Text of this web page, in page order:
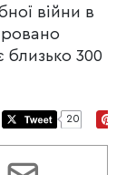
війни в
близько 300
20